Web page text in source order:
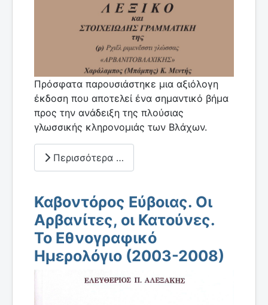
Πρόσφατα παρουσιάστηκε μια αξιόλογη
έκδοση που αποτελεί ένα σημαντικό βήμα
προς την ανάδειξη της πλούσιας
γλωσσικής κληρονομιάς των Βλάχων.
Περισσότερα …
Καβοντόρος Εύβοιας. Οι
Αρβανίτες, οι Κατούνες.
Το Εθνογραφικό
Ημερολόγιο (2003-2008)